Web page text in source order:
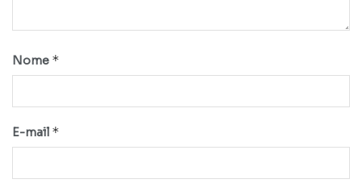
Nome *
E-mail *